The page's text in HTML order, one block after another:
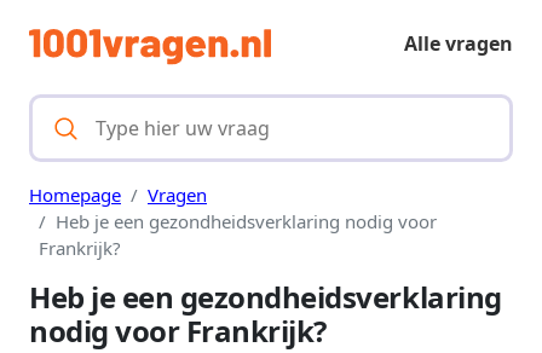
Alle vragen
Homepage
Vragen
Heb je een gezondheidsverklaring nodig voor
Frankrijk?
Heb je een gezondheidsverklaring
nodig voor Frankrijk?